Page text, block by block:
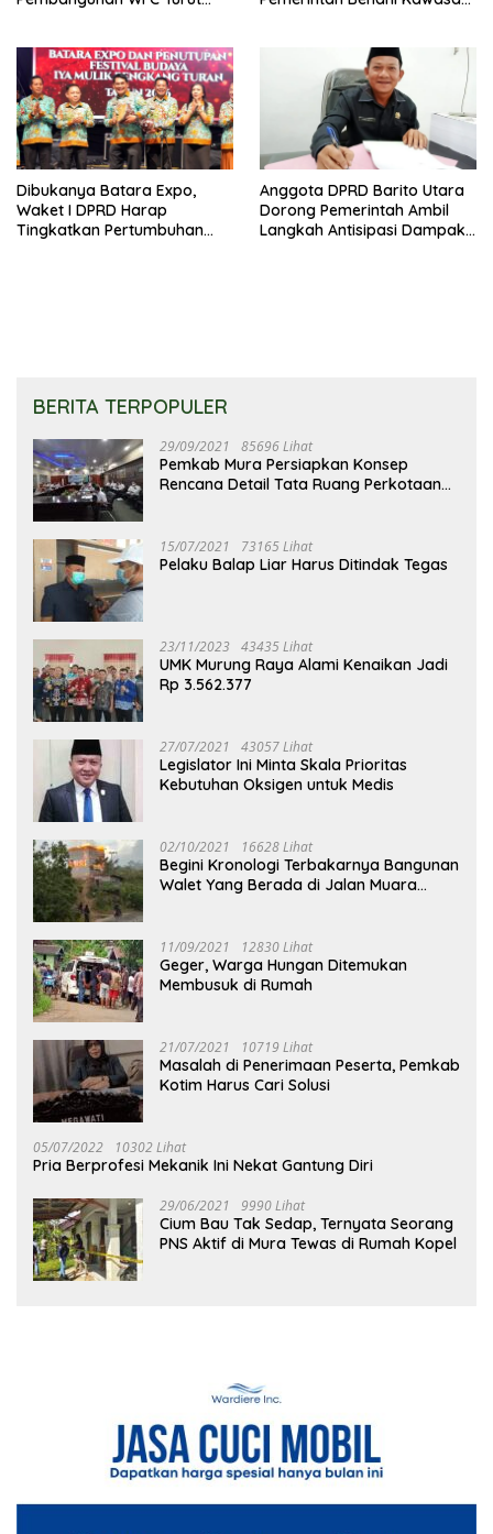
Dibukanya Batara Expo,
Waket I DPRD Harap
Tingkatkan Pertumbuhan
Anggota DPRD Barito Utara
Dorong Pemerintah Ambil
Langkah Antisipasi Dampak
BERITA TERPOPULER
29/09/2021 85696 Lihat
Pemkab Mura Persiapkan Konsep
Rencana Detail Tata Ruang Perkotaan
15/07/2021 73165 Lihat
Pelaku Balap Liar Harus Ditindak Tegas
23/11/2023 43435 Lihat
UMK Murung Raya Alami Kenaikan Jadi
Rp 3.562.377
27/07/2021 43057 Lihat
Legislator Ini Minta Skala Prioritas
Kebutuhan Oksigen untuk Medis
02/10/2021 16628 Lihat
Begini Kronologi Terbakarnya Bangunan
Walet Yang Berada di Jalan Muara
11/09/2021 12830 Lihat
Geger, Warga Hungan Ditemukan
Membusuk di Rumah
21/07/2021 10719 Lihat
Masalah di Penerimaan Peserta, Pemkab
Kotim Harus Cari Solusi
05/07/2022 10302 Lihat
Pria Berprofesi Mekanik Ini Nekat Gantung Diri
29/06/2021 9990 Lihat
Cium Bau Tak Sedap, Ternyata Seorang
PNS Aktif di Mura Tewas di Rumah Kopel